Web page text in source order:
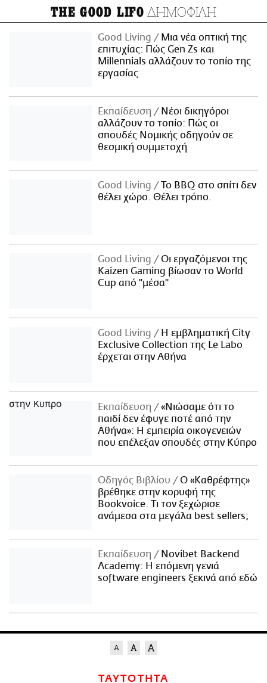
THE GOOD LIFO ΔΗΜΟΦΙΛΗ
Good Living
Μια νέα οπτική της
επιτυχίας: Πώς Gen Zs και
Millennials αλλάζουν το τοπίο της
εργασίας
Εκπαίδευση
Νέοι δικηγόροι
αλλάζουν το τοπίο: Πώς οι
σπουδές Νομικής οδηγούν σε
θεσμική συμμετοχή
Good Living
Το BBQ στο σπίτι δεν
θέλει χώρο. Θέλει τρόπο.
Good Living
Οι εργαζόμενοι της
Kaizen Gaming βίωσαν το World
Cup από "μέσα"
Good Living
Η εμβληματική City
Exclusive Collection της Le Labo
έρχεται στην Αθήνα
Εκπαίδευση
«Νιώσαμε ότι το
παιδί δεν έφυγε ποτέ από την
Αθήνα»: Η εμπειρία οικογενειών
που επέλεξαν σπουδές στην Κύπρο
Οδηγός Βιβλίου
Ο «Καθρέφτης»
βρέθηκε στην κορυφή της
Bookvoice. Τι τον ξεχώρισε
ανάμεσα στα μεγάλα best sellers;
Εκπαίδευση
Novibet Backend
Academy: Η επόμενη γενιά
software engineers ξεκινά από εδώ
ΤΑΥΤΟΤΗΤΑ